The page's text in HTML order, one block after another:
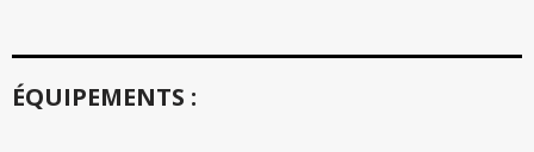
ÉQUIPEMENTS :